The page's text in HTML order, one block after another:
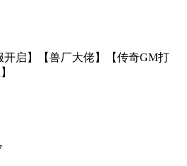
开启】【兽厂大佬】【传奇GM打